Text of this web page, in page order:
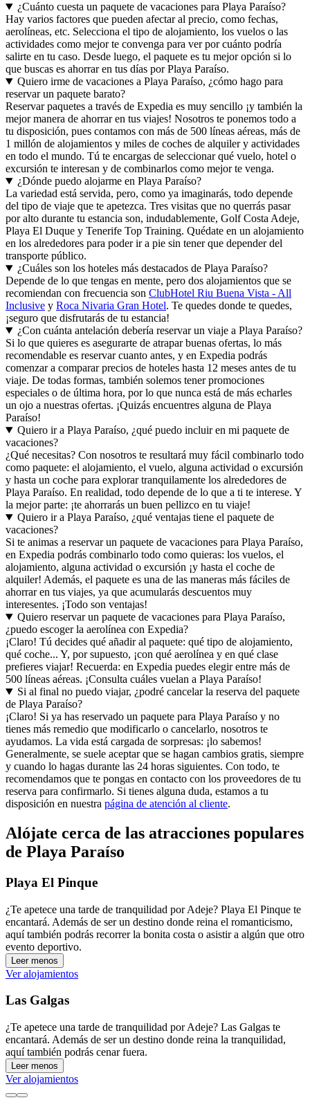
¿Cuánto cuesta un paquete de vacaciones para Playa Paraíso?
Hay varios factores que pueden afectar al precio, como fechas,
aerolíneas, etc. Selecciona el tipo de alojamiento, los vuelos o las
actividades como mejor te convenga para ver por cuánto podría
salirte en tu caso. Desde luego, el paquete es tu mejor opción si lo
que buscas es ahorrar en tus días por Playa Paraíso.
Quiero irme de vacaciones a Playa Paraíso, ¿cómo hago para
reservar un paquete barato?
Reservar paquetes a través de Expedia es muy sencillo ¡y también la
mejor manera de ahorrar en tus viajes! Nosotros te ponemos todo a
tu disposición, pues contamos con más de 500 líneas aéreas, más de
1 millón de alojamientos y miles de coches de alquiler y actividades
en todo el mundo. Tú te encargas de seleccionar qué vuelo, hotel o
excursión te interesan y de combinarlos como mejor te venga.
¿Dónde puedo alojarme en Playa Paraíso?
La variedad está servida, pero, como ya imaginarás, todo depende
del tipo de viaje que te apetezca. Tres visitas que no querrás pasar
por alto durante tu estancia son, indudablemente, Golf Costa Adeje,
Playa El Duque y Tenerife Top Training. Quédate en un alojamiento
en los alrededores para poder ir a pie sin tener que depender del
transporte público.
¿Cuáles son los hoteles más destacados de Playa Paraíso?
Depende de lo que tengas en mente, pero dos alojamientos que se
recomiendan con frecuencia son ClubHotel Riu Buena Vista - All
Inclusive y Roca Nivaria Gran Hotel. Te quedes donde te quedes,
¡seguro que disfrutarás de tu estancia!
¿Con cuánta antelación debería reservar un viaje a Playa Paraíso?
Si lo que quieres es asegurarte de atrapar buenas ofertas, lo más
recomendable es reservar cuanto antes, y en Expedia podrás
comenzar a comparar precios de hoteles hasta 12 meses antes de tu
viaje. De todas formas, también solemos tener promociones
especiales o de última hora, por lo que nunca está de más echarles
un ojo a nuestras ofertas. ¡Quizás encuentres alguna de Playa
Paraíso!
Quiero ir a Playa Paraíso, ¿qué puedo incluir en mi paquete de
vacaciones?
¿Qué necesitas? Con nosotros te resultará muy fácil combinarlo todo
como paquete: el alojamiento, el vuelo, alguna actividad o excursión
y hasta un coche para explorar tranquilamente los alrededores de
Playa Paraíso. En realidad, todo depende de lo que a ti te interese. Y
la mejor parte: ¡te ahorrarás un buen pellizco en tu viaje!
Quiero ir a Playa Paraíso, ¿qué ventajas tiene el paquete de
vacaciones?
Si te animas a reservar un paquete de vacaciones para Playa Paraíso,
en Expedia podrás combinarlo todo como quieras: los vuelos, el
alojamiento, alguna actividad o excursión ¡y hasta el coche de
alquiler! Además, el paquete es una de las maneras más fáciles de
ahorrar en tus viajes, ya que acumularás descuentos muy
interesentes. ¡Todo son ventajas!
Quiero reservar un paquete de vacaciones para Playa Paraíso,
¿puedo escoger la aerolínea con Expedia?
¡Claro! Tú decides qué añadir al paquete: qué tipo de alojamiento,
qué coche... Y, por supuesto, ¡con qué aerolínea y en qué clase
prefieres viajar! Recuerda: en Expedia puedes elegir entre más de
500 líneas aéreas. ¡Consulta cuáles vuelan a Playa Paraíso!
Si al final no puedo viajar, ¿podré cancelar la reserva del paquete
de Playa Paraíso?
¡Claro! Si ya has reservado un paquete para Playa Paraíso y no
tienes más remedio que modificarlo o cancelarlo, nosotros te
ayudamos. La vida está cargada de sorpresas: ¡lo sabemos!
Generalmente, se suele aceptar que se hagan cambios gratis, siempre
y cuando lo hagas durante las 24 horas siguientes. Con todo, te
recomendamos que te pongas en contacto con los proveedores de tu
reserva para confirmarlo. Si tienes alguna duda, estamos a tu
disposición en nuestra página de atención al cliente.
Alójate cerca de las atracciones populares
de Playa Paraíso
Playa El Pinque
¿Te apetece una tarde de tranquilidad por Adeje? Playa El Pinque te
encantará. Además de ser un destino donde reina el romanticismo,
aquí también podrás recorrer la bonita costa o asistir a algún que otro
evento deportivo.
Leer menos
Ver alojamientos
Las Galgas
¿Te apetece una tarde de tranquilidad por Adeje? Las Galgas te
encantará. Además de ser un destino donde reina la tranquilidad,
aquí también podrás cenar fuera.
Leer menos
Ver alojamientos